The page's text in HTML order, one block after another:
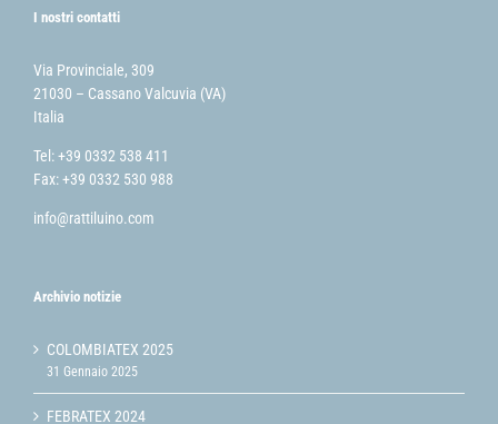
I nostri contatti
Via Provinciale, 309
21030 – Cassano Valcuvia (VA)
Italia
Tel: +39 0332 538 411
Fax: +39 0332 530 988
info@rattiluino.com
Archivio notizie
COLOMBIATEX 2025
31 Gennaio 2025
FEBRATEX 2024